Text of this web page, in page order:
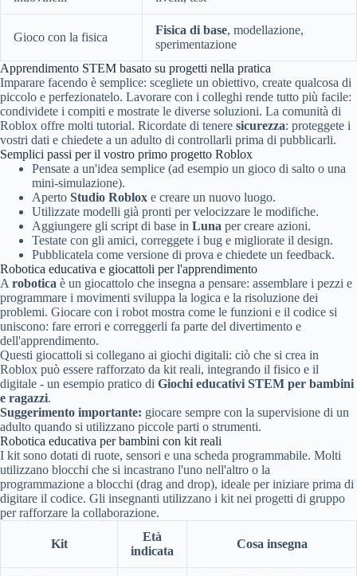
Gioco con la fisica
Fisica di base, modellazione,
sperimentazione
Apprendimento STEM basato su progetti nella pratica
Imparare facendo è semplice: scegliete un obiettivo, create qualcosa di
piccolo e perfezionatelo. Lavorare con i colleghi rende tutto più facile:
condividete i compiti e mostrate le diverse soluzioni. La comunità di
Roblox offre molti tutorial. Ricordate di tenere sicurezza: proteggete i
vostri dati e chiedete a un adulto di controllarli prima di pubblicarli.
Semplici passi per il vostro primo progetto Roblox
Pensate a un'idea semplice (ad esempio un gioco di salto o una
mini-simulazione).
Aperto Studio Roblox e creare un nuovo luogo.
Utilizzate modelli già pronti per velocizzare le modifiche.
Aggiungere gli script di base in Luna per creare azioni.
Testate con gli amici, correggete i bug e migliorate il design.
Pubblicatela come versione di prova e chiedete un feedback.
Robotica educativa e giocattoli per l'apprendimento
A robotica è un giocattolo che insegna a pensare: assemblare i pezzi e
programmare i movimenti sviluppa la logica e la risoluzione dei
problemi. Giocare con i robot mostra come le funzioni e il codice si
uniscono: fare errori e correggerli fa parte del divertimento e
dell'apprendimento.
Questi giocattoli si collegano ai giochi digitali: ciò che si crea in
Roblox può essere rafforzato da kit reali, integrando il fisico e il
digitale - un esempio pratico di Giochi educativi STEM per bambini
e ragazzi.
Suggerimento importante: giocare sempre con la supervisione di un
adulto quando si utilizzano piccole parti o strumenti.
Robotica educativa per bambini con kit reali
I kit sono dotati di ruote, sensori e una scheda programmabile. Molti
utilizzano blocchi che si incastrano l'uno nell'altro o la
programmazione a blocchi (drag and drop), ideale per iniziare prima di
digitare il codice. Gli insegnanti utilizzano i kit nei progetti di gruppo
per rafforzare la collaborazione.
Kit
Età
indicata
Cosa insegna